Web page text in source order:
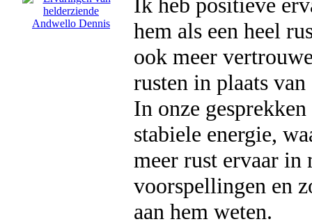
hem als een heel
ook meer
rusten in plaats
In onze
stabiele energie,
meer rust ervaar
voorspellingen en
aan hem weten.